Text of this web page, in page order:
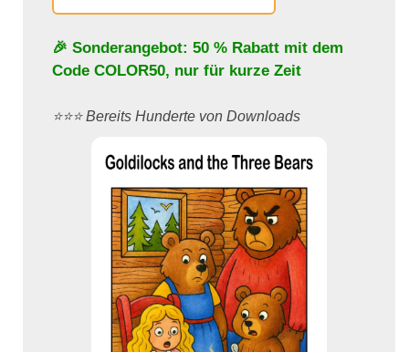
🎉 Sonderangebot: 50 % Rabatt mit dem
Code COLOR50, nur für kurze Zeit
⭐️⭐️⭐️ Bereits Hunderte von Downloads